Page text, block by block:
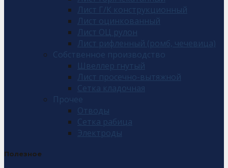
Лист Г/К конструкционный
Лист оцинкованный
Лист ОЦ рулон
Лист рифленный (ромб, чечевица)
Собственное производство
Швеллер гнутый
Лист просечно-вытяжной
Сетка кладочная
Прочее
Отводы
Сетка рабица
Электроды
Полезное